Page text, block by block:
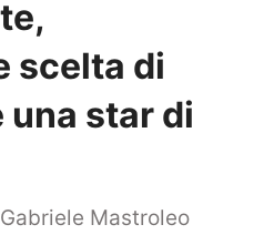
scelta di
una star di
Gabriele Mastroleo